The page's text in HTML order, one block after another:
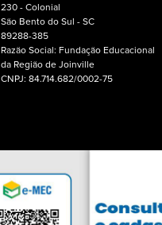
230 - Colonial
São Bento do Sul - SC
89288-385
Razão Social: Fundação Educacional
da Região de Joinville
CNPJ: 84.714.682/0002-75